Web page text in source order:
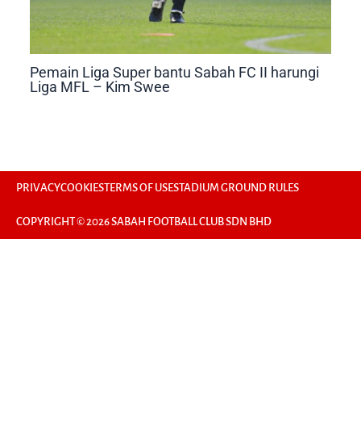
Pemain Liga Super bantu Sabah FC II harungi
Liga MFL – Kim Swee
PRIVACYCOOKIESTERMS OF USESTADIUM GROUND RULES
COPYRIGHT © 2026 SABAH FOOTBALL CLUB SDN BHD